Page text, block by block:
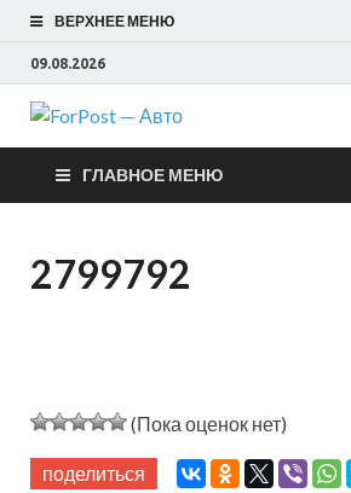
ВЕРХНЕЕ МЕНЮ
09.08.2026
Авто
ГЛАВНОЕ МЕНЮ
2799792
(Пока оценок нет)
поделиться